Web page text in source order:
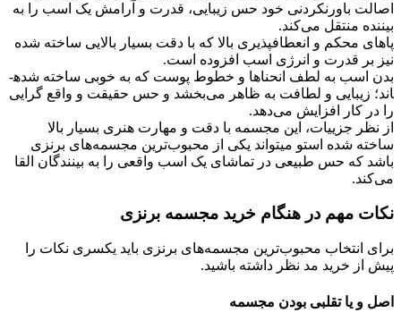
اصالت باورنکردنی خود حس زیبایی، قدرت و آرامش یک اسب را به
بیننده منتقل می‌کند.
پاهای محکم و انعطاف­پذیری بالا که با دقت بسیار بالایی ساخته شده
نیز بر قدرت و انرژی اسب افزوده است.
بدن اسب به لطف انحناها و خطوط پوست که به خوبی ساخته شده­
اند؛ زیبایی و لطافت به ظاهر می‌بخشد و حس حقیقت و واقع گرایی
را در کار افزایش می‌دهد.
از نظر جزییات، این مجسمه با دقت و مهارت هنری بسیار بالا
ساخته شده استو می­تواند یکی از محبوب‌ترین مجسمه‌های برنزی
باشد که حس طبیعی در تماشای یک اسب واقعی را به بینندگان القا
می­‌کند.
نکات مهم در هنگام خرید مجسمه‌ برنزی
برای انتخاب محبوب‌ترین مجسمه‌های برنزی باید یکسری نکات را
پیش از خرید مد نظر داشته باشید.
اصل و یا تقلبی بودن مجسمه